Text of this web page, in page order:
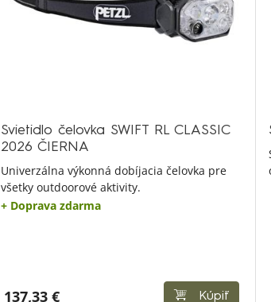
Svietidlo čelovka SWIFT RL CLASSIC
2026 ČIERNA
Univerzálna výkonná dobíjacia čelovka pre
všetky outdoorové aktivity.
+ Doprava zdarma
137,33 € Kúpiť